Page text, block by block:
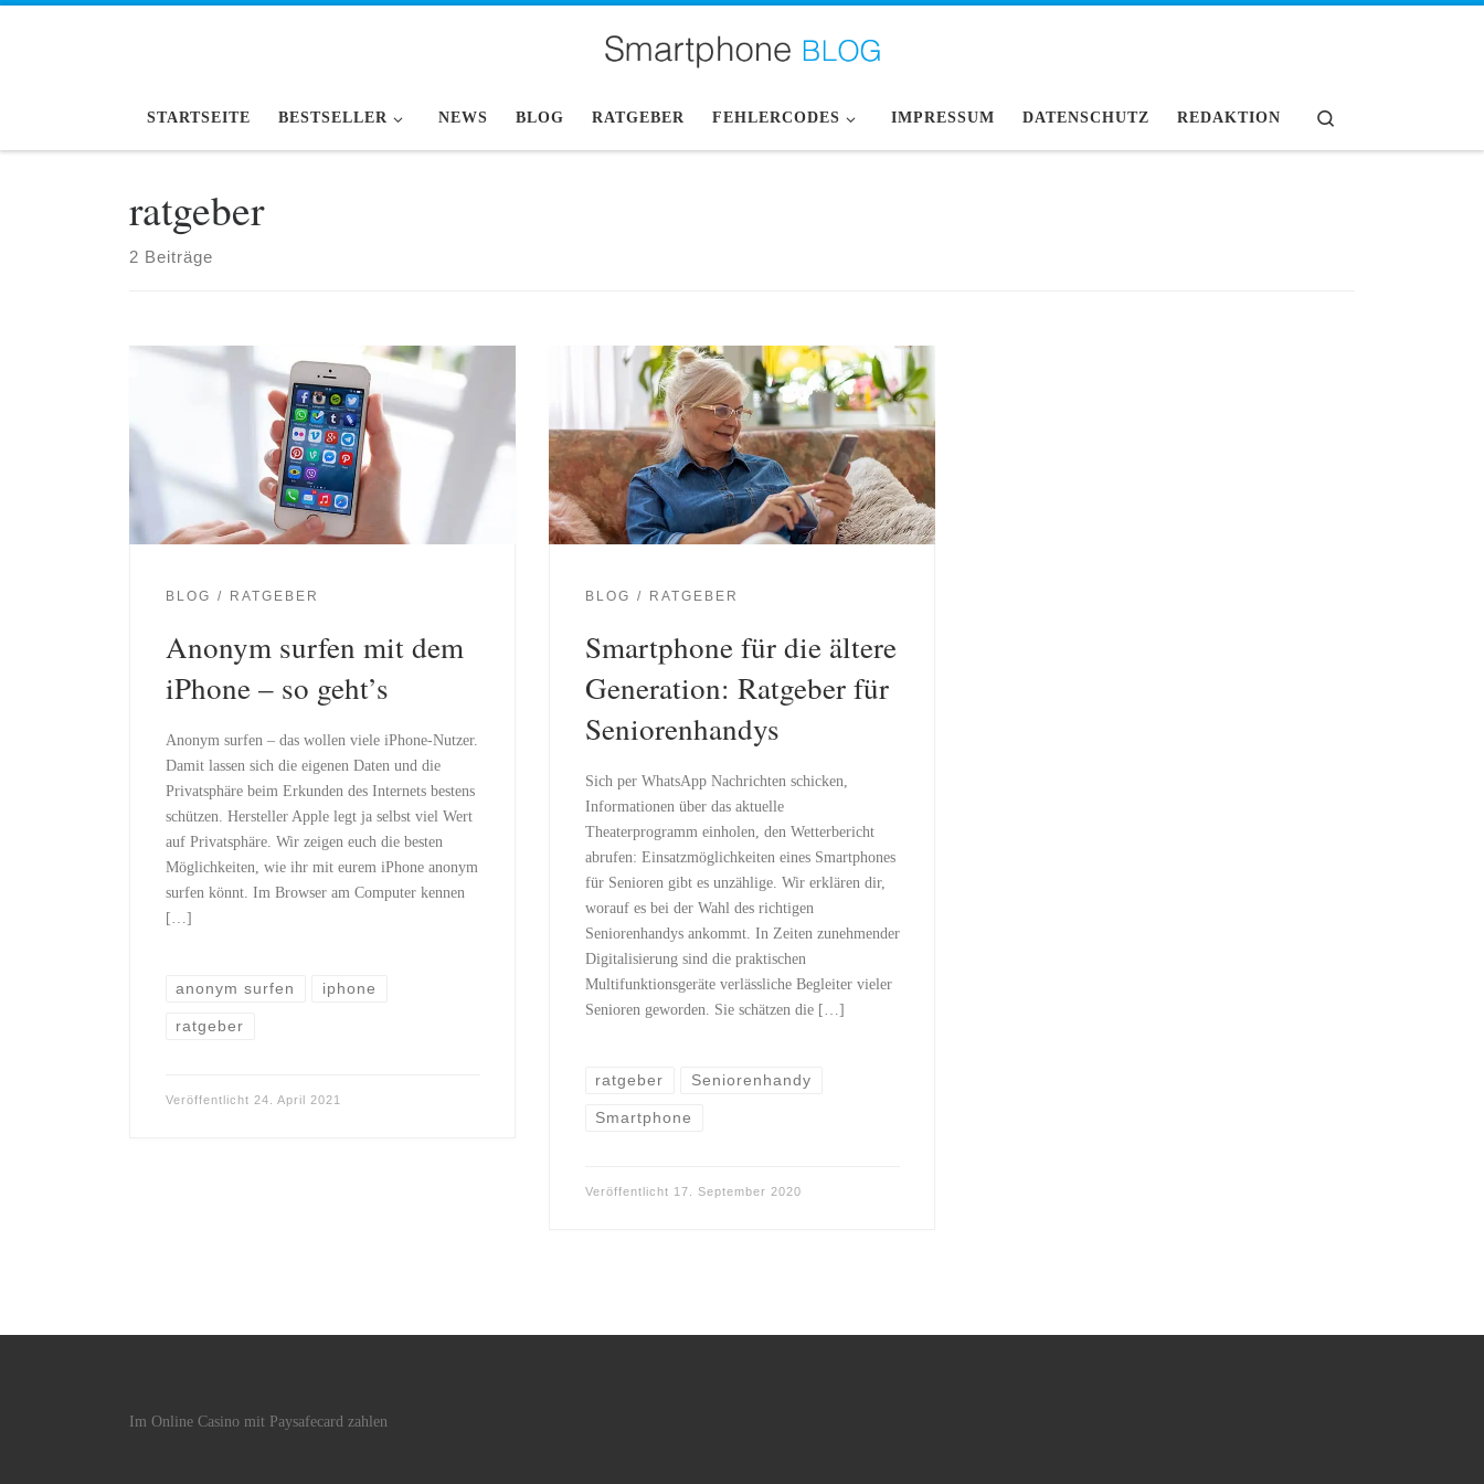
STARTSEITE BESTSELLER NEWS BLOG RATGEBER FEHLERCODES IMPRESSUM DATENSCHUTZ REDAKTION
ratgeber
2 Beiträge
BLOG RATGEBER
Anonym surfen mit dem
iPhone – so geht’s
Anonym surfen – das wollen viele iPhone-Nutzer.
Damit lassen sich die eigenen Daten und die
Privatsphäre beim Erkunden des Internets bestens
schützen. Hersteller Apple legt ja selbst viel Wert
auf Privatsphäre. Wir zeigen euch die besten
Möglichkeiten, wie ihr mit eurem iPhone anonym
surfen könnt. Im Browser am Computer kennen
[…]
anonym surfen iphone
ratgeber
Veröffentlicht 24. April 2021
BLOG RATGEBER
Smartphone für die ältere
Generation: Ratgeber für
Seniorenhandys
Sich per WhatsApp Nachrichten schicken,
Informationen über das aktuelle
Theaterprogramm einholen, den Wetterbericht
abrufen: Einsatzmöglichkeiten eines Smartphones
für Senioren gibt es unzählige. Wir erklären dir,
worauf es bei der Wahl des richtigen
Seniorenhandys ankommt. In Zeiten zunehmender
Digitalisierung sind die praktischen
Multifunktionsgeräte verlässliche Begleiter vieler
Senioren geworden. Sie schätzen die […]
ratgeber Seniorenhandy
Smartphone
Veröffentlicht 17. September 2020
Im Online Casino mit Paysafecard zahlen